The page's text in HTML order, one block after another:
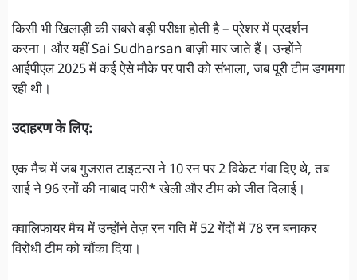
किसी भी खिलाड़ी की सबसे बड़ी परीक्षा होती है – प्रेशर में प्रदर्शन
करना। और यहीं Sai Sudharsan बाज़ी मार जाते हैं। उन्होंने
आईपीएल 2025 में कई ऐसे मौके पर पारी को संभाला, जब पूरी टीम डगमगा
रही थी।
उदाहरण के लिए:
एक मैच में जब गुजरात टाइटन्स ने 10 रन पर 2 विकेट गंवा दिए थे, तब
साई ने 96 रनों की नाबाद पारी* खेली और टीम को जीत दिलाई।
क्वालिफायर मैच में उन्होंने तेज़ रन गति में 52 गेंदों में 78 रन बनाकर
विरोधी टीम को चौंका दिया।